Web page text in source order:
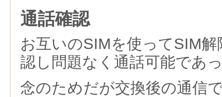
通話確認
お互いのSIMを使ってSIM
認し問題なく通話可能であ
念のためだが交換後の通信